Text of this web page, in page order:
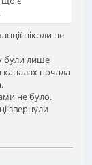
ніколи не
були лише
каналах почала
не було.
звернули